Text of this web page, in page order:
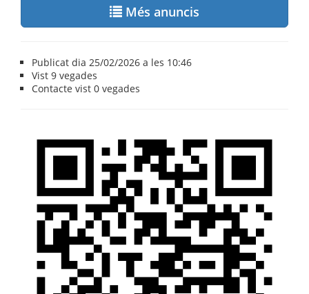
Més anuncis
Publicat dia 25/02/2026 a les 10:46
Vist9 vegades
Contacte vist0 vegades